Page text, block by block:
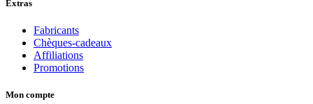
Extras
Fabricants
Chèques-cadeaux
Affiliations
Promotions
Mon compte